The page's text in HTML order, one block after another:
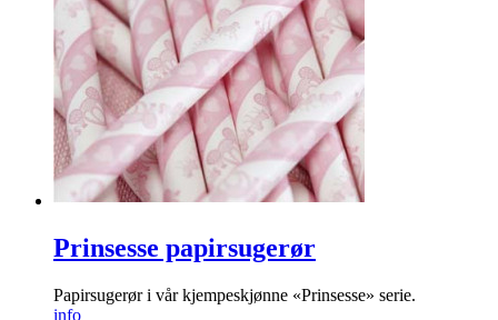
Prinsesse papirsugerør
Papirsugerør i vår kjempeskjønne «Prinsesse» serie.
info